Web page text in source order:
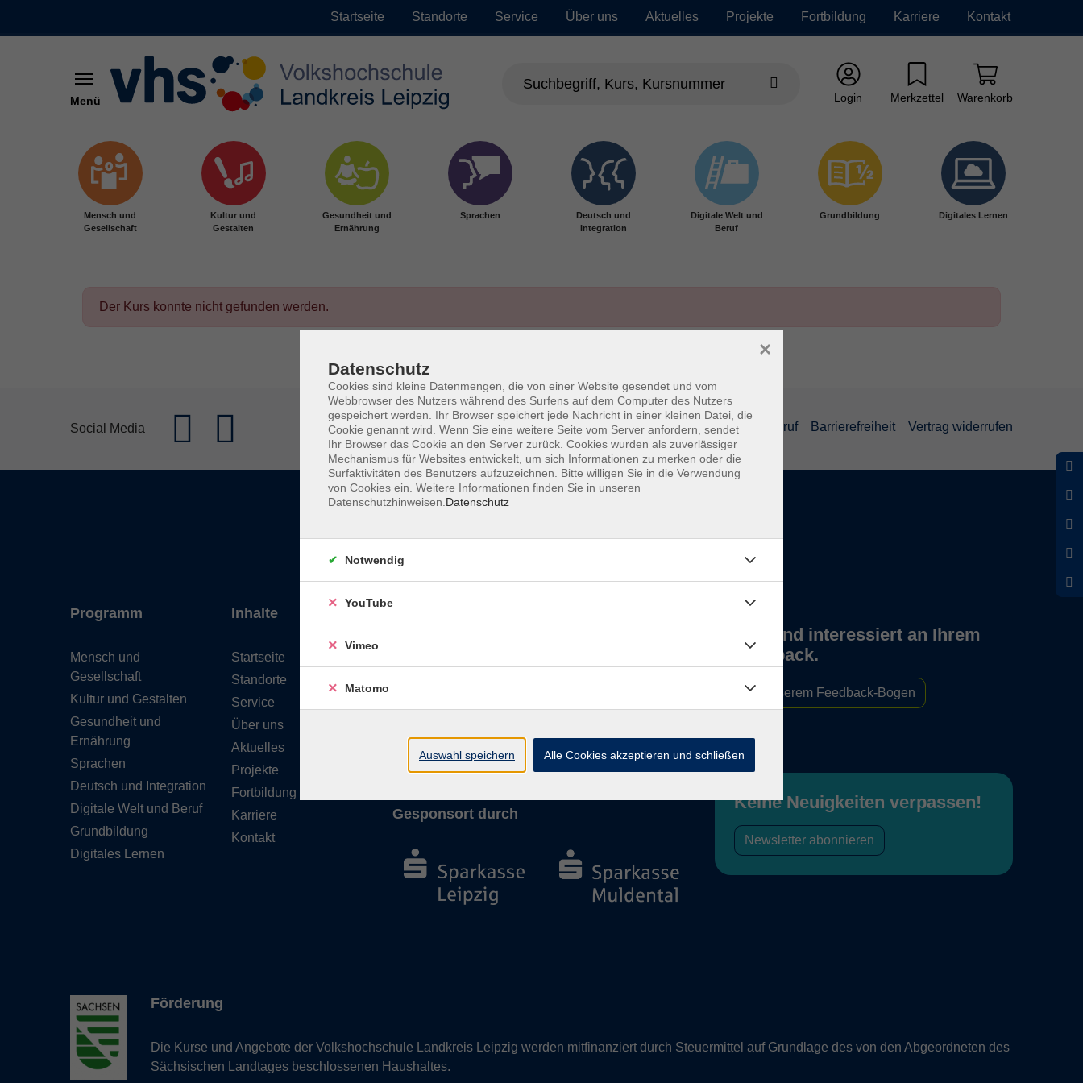
Startseite Standorte Service Über uns Aktuelles Projekte Fortbildung Karriere Kontakt
Menü Login Merkzettel Warenkorb
Mensch und
Gesellschaft
Kultur und
Gestalten
Gesundheit und
Ernährung
Sprachen
Deutsch und
Integration
Digitale Welt und
Beruf
Grundbildung Digitales Lernen
Der Kurs konnte nicht gefunden werden.
Social Media Impressum Datenschutzerklärung AGB und Widerruf Barrierefreiheit Vertrag widerrufen
Programm
Mensch und
Gesellschaft
Kultur und Gestalten
Gesundheit und
Ernährung
Sprachen
Deutsch und Integration
Digitale Welt und Beruf
Grundbildung
Digitales Lernen
Inhalte
Startseite
Standorte
Service
Über uns
Aktuelles
Projekte
Fortbildung
Karriere
Kontakt
Gesponsort durch
Wir sind interessiert an Ihrem
Feedback.
Zu unserem Feedback-Bogen
Keine Neuigkeiten verpassen!
Newsletter abonnieren
Förderung
Die Kurse und Angebote der Volkshochschule Landkreis Leipzig werden mitfinanziert durch Steuermittel auf Grundlage des von den Abgeordneten des
Sächsischen Landtages beschlossenen Haushaltes.
Datenschutz
Cookies sind kleine Datenmengen, die von einer Website gesendet und vom
Webbrowser des Nutzers während des Surfens auf dem Computer des Nutzers
gespeichert werden. Ihr Browser speichert jede Nachricht in einer kleinen Datei, die
Cookie genannt wird. Wenn Sie eine weitere Seite vom Server anfordern, sendet
Ihr Browser das Cookie an den Server zurück. Cookies wurden als zuverlässiger
Mechanismus für Websites entwickelt, um sich Informationen zu merken oder die
Surfaktivitäten des Benutzers aufzuzeichnen. Bitte willigen Sie in die Verwendung
von Cookies ein. Weitere Informationen finden Sie in unseren
Datenschutzhinweisen. Datenschutz
×
Notwendig
YouTube
Vimeo
Matomo
Auswahl speichern Alle Cookies akzeptieren und schließen